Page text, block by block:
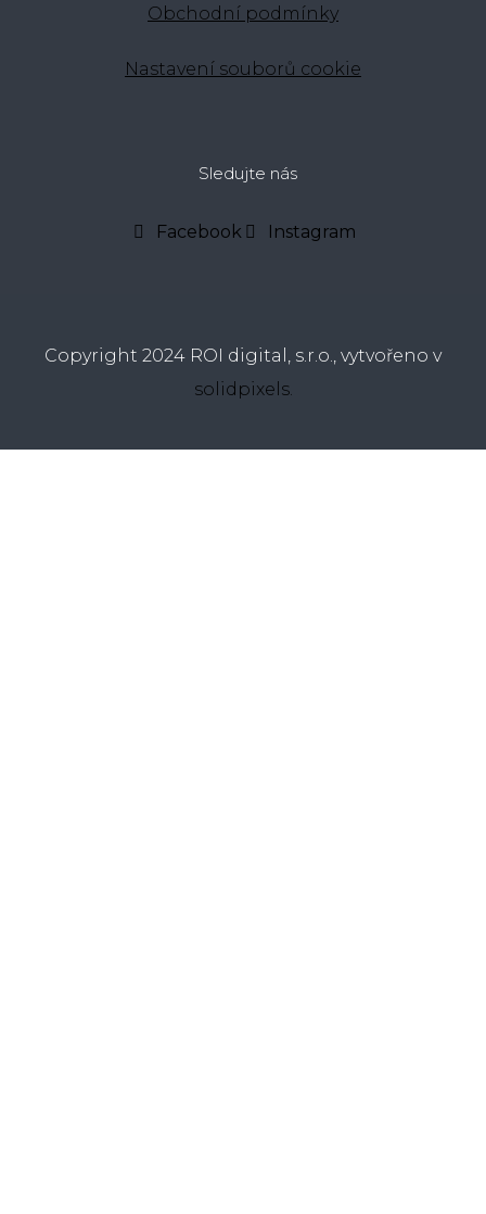
Obchodní podmínky
Nastavení souborů cookie
Sledujte nás
Facebook Instagram
Copyright 2024 ROI digital, s.r.o., vytvořeno v
solidpixels.